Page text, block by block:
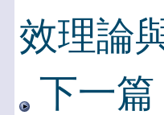
效理論
下一篇